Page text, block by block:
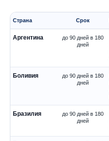
Страна Срок
Аргентина
до 90 дней в 180
дней
Боливия
до 90 дней в 180
дней
Бразилия
до 90 дней в 180
дней